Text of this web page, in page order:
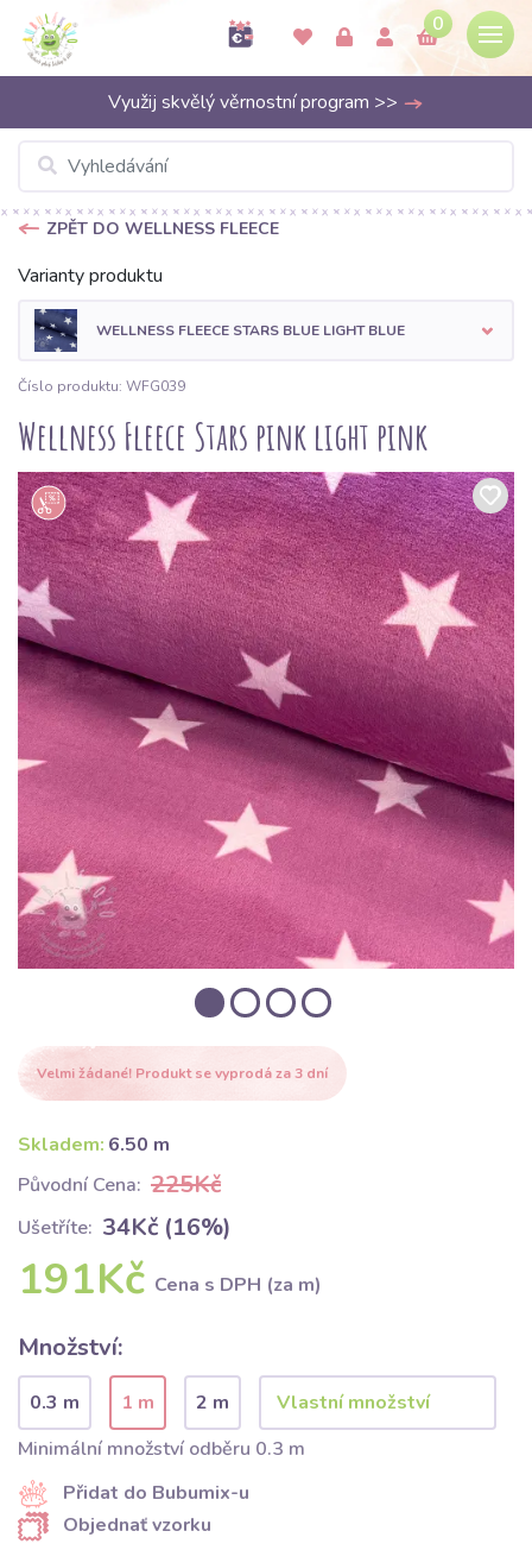
0
Využij skvělý věrnostní program >>
ZPĚT DO WELLNESS FLEECE
Varianty produktu
WELLNESS FLEECE STARS BLUE LIGHT BLUE
Číslo produktu: WFG039
Wellness Fleece Stars pink light pink
Velmi žádané! Produkt se vyprodá za 3 dní
Skladem: 6.50 m
Původní Cena: 225Kč
Ušetříte: 34Kč (16%)
191Kč Cena s DPH (za m)
Množství:
0.3 m 1 m
2 m
Minimální množství odběru 0.3 m
Přidat do Bubumix-u
Objednať vzorku